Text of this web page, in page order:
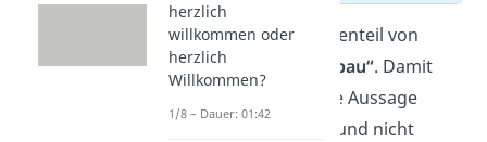
Übrigens:Das Gegenteil von
sybau ist
don’t sybau“. Damit
zeigst du, dass eine Aussage
war und nicht
herzlich
willkommen oder
herzlich
Willkommen?
1/8 – Dauer: 01:42